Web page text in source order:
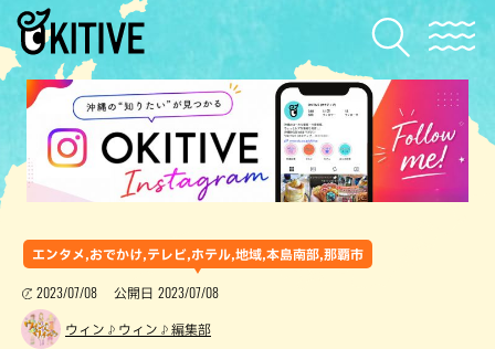
エンタメ,おでかけ,テレビ,ホテル,地域,本島南部,那覇市
2023/07/08 公開日 2023/07/08
ウィン♪ウィン♪編集部